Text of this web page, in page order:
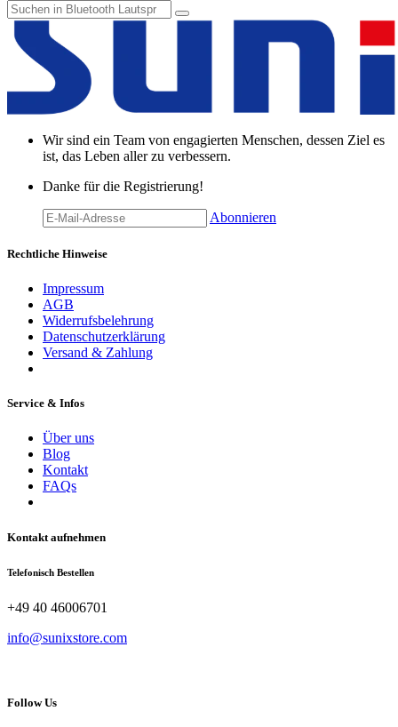
Wir sind ein Team von engagierten Menschen, dessen Ziel es
ist, das Leben aller zu verbessern.
Danke für die Registrierung!
Abonnieren
Rechtliche Hinweise
Impressum
AGB
Widerrufsbelehrung
Datenschutzerklärung
Versand & Zahlung
Service & Infos
Über uns
Blog
Kontakt
FAQs
Kontakt aufnehmen
Telefonisch Bestellen
+49 40 46006701
info@sunixstore.com
Follow Us